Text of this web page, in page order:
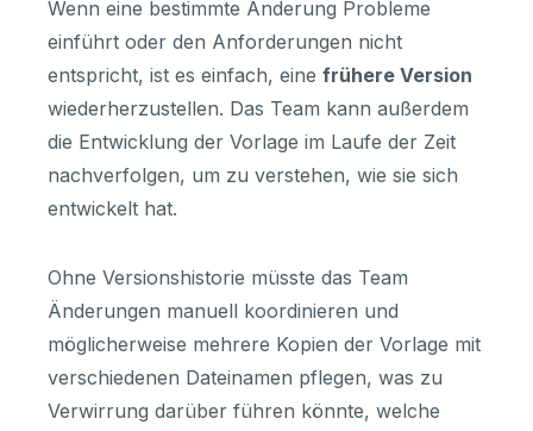
Wenn eine bestimmte Änderung Probleme
einführt oder den Anforderungen nicht
entspricht, ist es einfach, eine frühere Version
wiederherzustellen. Das Team kann außerdem
die Entwicklung der Vorlage im Laufe der Zeit
nachverfolgen, um zu verstehen, wie sie sich
entwickelt hat.
Ohne Versionshistorie müsste das Team
Änderungen manuell koordinieren und
möglicherweise mehrere Kopien der Vorlage mit
verschiedenen Dateinamen pflegen, was zu
Verwirrung darüber führen könnte, welche